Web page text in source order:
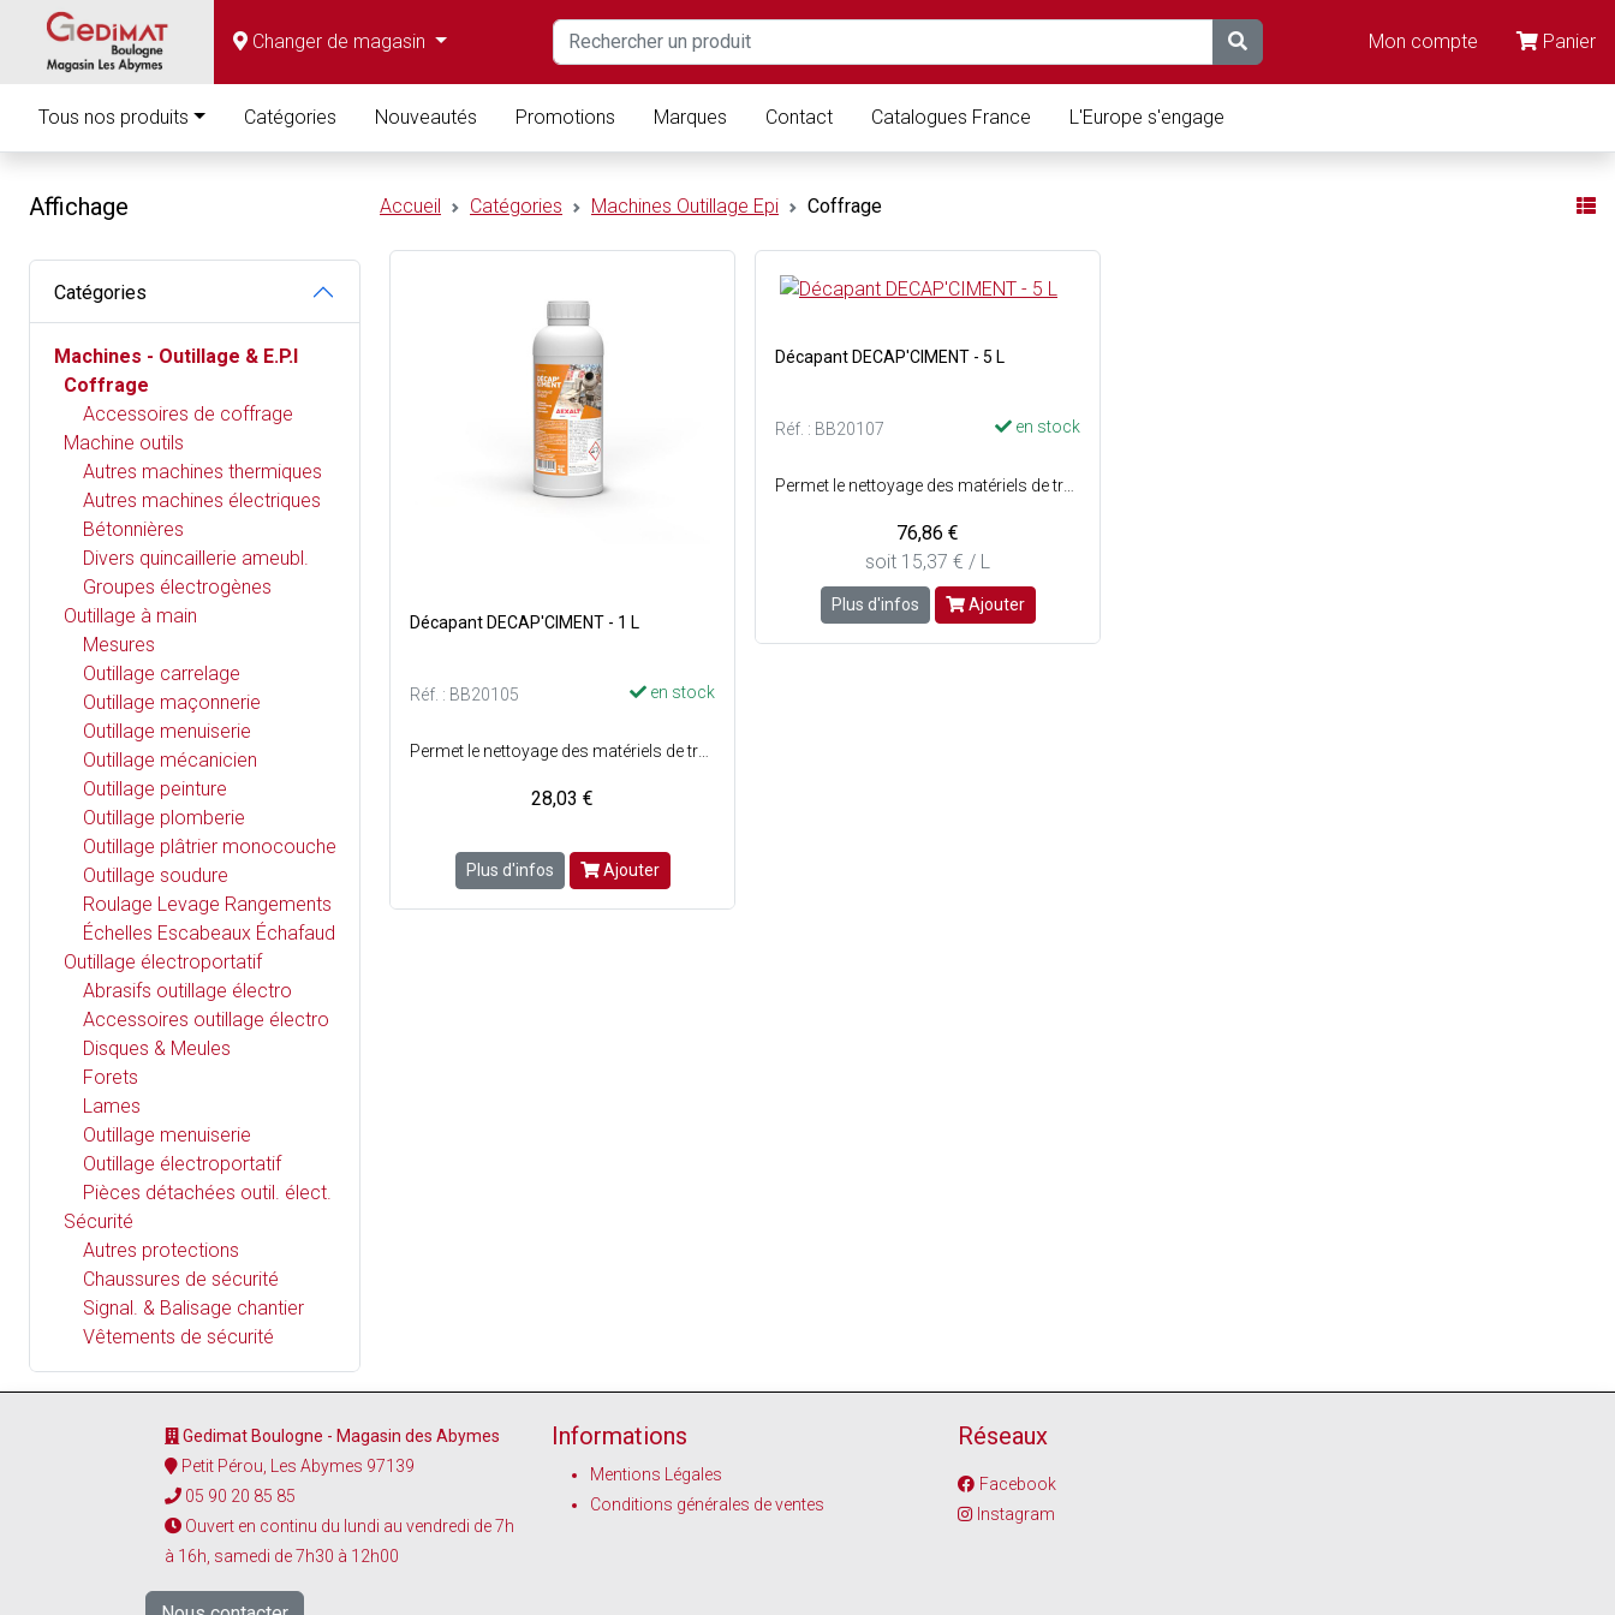
Changer de magasin Mon compte Panier
Tous nos produits Catégories Nouveautés Promotions Marques Contact Catalogues France L'Europe s'engage
Affichage
Catégories
Machines - Outillage & E.P.I
Coffrage
Accessoires de coffrage
Machine outils
Autres machines thermiques
Autres machines électriques
Bétonnières
Divers quincaillerie ameubl.
Groupes électrogènes
Outillage à main
Mesures
Outillage carrelage
Outillage maçonnerie
Outillage menuiserie
Outillage mécanicien
Outillage peinture
Outillage plomberie
Outillage plâtrier monocouche
Outillage soudure
Roulage Levage Rangements
Échelles Escabeaux Échafaudage
Outillage électroportatif
Abrasifs outillage électro
Accessoires outillage électro
Disques & Meules
Forets
Lames
Outillage menuiserie
Outillage électroportatif
Pièces détachées outil. élect.
Sécurité
Autres protections
Chaussures de sécurité
Signal. & Balisage chantier
Vêtements de sécurité
Accueil Catégories Machines Outillage Epi Coffrage
Décapant DECAP'CIMENT - 1 L
Réf. : BB20105 en stock
28,03 €
Plus d'infos Ajouter
Décapant DECAP'CIMENT - 5 L
Réf. : BB20107 en stock
76,86 €
soit 15,37 € / L
Plus d'infos Ajouter
Gedimat Boulogne - Magasin des Abymes
Petit Pérou, Les Abymes 97139
05 90 20 85 85
Ouvert en continu du lundi au vendredi de 7h
à 16h, samedi de 7h30 à 12h00
Informations
Mentions Légales
Conditions générales de ventes
Réseaux
Facebook
Instagram